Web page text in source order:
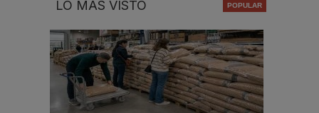
LO MÁS VISTO